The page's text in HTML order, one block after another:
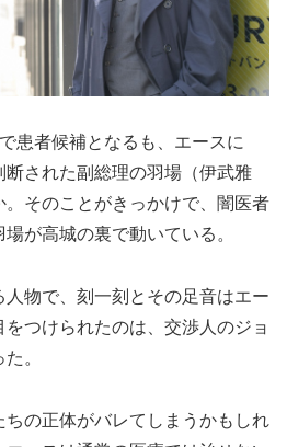
患者候補となるも、エースに
断された副総理の羽場（伊武雅
。そのことがきっかけで、闇医者
が高城の裏で動いている。
物で、刻一刻とその足音はエー
つけられたのは、交渉人のジョ
。
の正体がバレてしまうかもしれ